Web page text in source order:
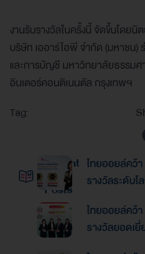
งานรับรางวัลในครั้งนี้ จัดขึ้นโดย
บริษัท เออาร์ไอพี จำกัด (มหาช
และการบัญชี มหาวิทยาลัยธรรม
อินเตอร์คอนติเนนตัล กรุงเทพฯ
Tag:
Recent
Posts
ไทยออยล์คว้
รางวัลระดับโ
Finance
2026ตอกย้ำค
เลิศด้านการบริ
ไทยออยล์คว้
รางวัลยอดเ